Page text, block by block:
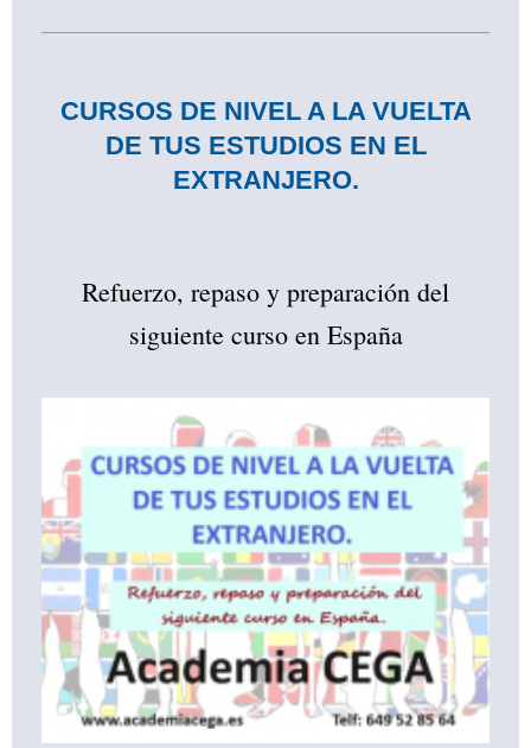
CURSOS DE NIVEL A LA VUELTA
DE TUS ESTUDIOS EN EL
EXTRANJERO.
Refuerzo, repaso y preparación del
siguiente curso en España